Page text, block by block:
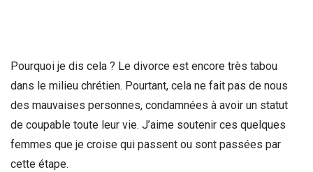
Pourquoi je dis cela ? Le divorce est encore très tabou
dans le milieu chrétien. Pourtant, cela ne fait pas de nous
des mauvaises personnes, condamnées à avoir un statut
de coupable toute leur vie. J’aime soutenir ces quelques
femmes que je croise qui passent ou sont passées par
cette étape.